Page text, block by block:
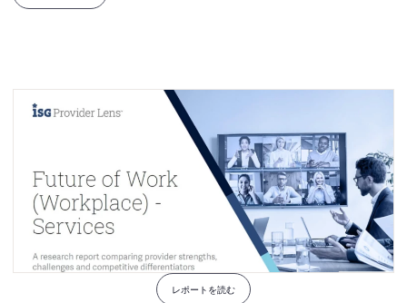
レポートを読む